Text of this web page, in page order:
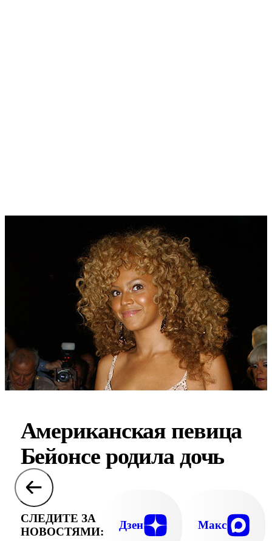
Американская певица
Бейонсе родила дочь
СЛЕДИТЕ ЗА
НОВОСТЯМИ:
Дзен Макс